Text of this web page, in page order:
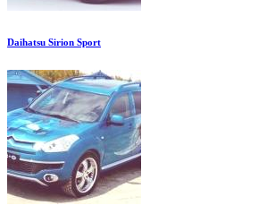
Daihatsu Sirion Sport